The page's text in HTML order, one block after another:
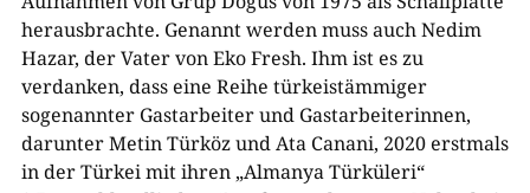
herausbrachte. Genannt werden muss auch Nedim
Hazar, der Vater von Eko Fresh. Ihm ist es zu
verdanken, dass eine Reihe türkeistämmiger
sogenannter Gastarbeiter und Gastarbeiterinnen,
darunter Metin Türköz und Ata Canani, 2020 erstmals
in der Türkei mit ihren „Almanya Türküleri“